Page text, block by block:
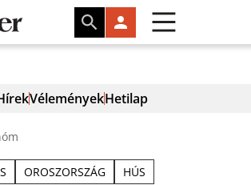
VéleményekHetilap
OROSZORSZÁG HÚS